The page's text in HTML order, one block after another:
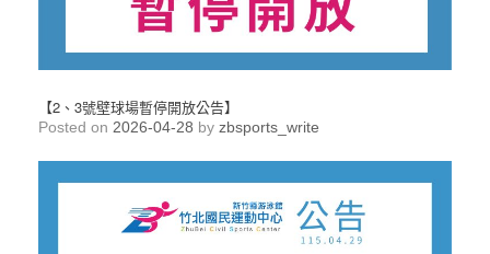
【2、3號壁球場暫停開放公告】
Posted on 2026-04-28 by zbsports_write